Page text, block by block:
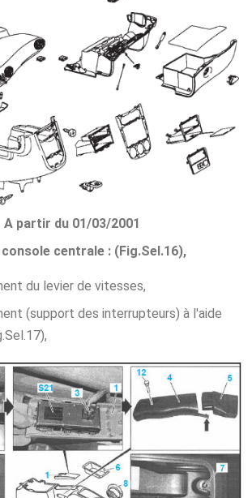
A partir du 01/03/2001
centrale : (Fig.Sel.16),
du levier de vitesses,
(support des interrupteurs) à l'aide